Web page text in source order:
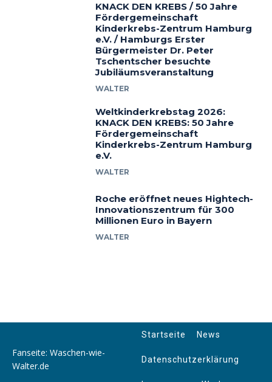
KNACK DEN KREBS / 50 Jahre
Fördergemeinschaft
Kinderkrebs-Zentrum Hamburg
e.V. / Hamburgs Erster
Bürgermeister Dr. Peter
Tschentscher besuchte
Jubiläumsveranstaltung
WALTER
Weltkinderkrebstag 2026:
KNACK DEN KREBS: 50 Jahre
Fördergemeinschaft
Kinderkrebs-Zentrum Hamburg
e.V.
WALTER
Roche eröffnet neues Hightech-
Innovationszentrum für 300
Millionen Euro in Bayern
WALTER
Fanseite: Waschen-wie-
Walter.de
Startseite News
Datenschutzerklärung